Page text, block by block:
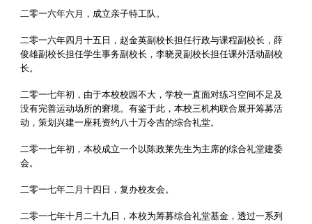
二零一六年六月，成立亲子特工队。
二零一六年四月十五日，赵金英副校长担任行政与课程副校长，薛
俊雄副校长担任学生事务副校长，李晓灵副校长担任课外活动副校
长。
二零一七年初，由于本校校园不大，学校一直面对练习空间不足及
没有完善运动场所的窘境。有鉴于此，本校三机构联合展开筹募活
动，策划兴建一座耗资约八十万令吉的综合礼堂。
二零一七年初，本校成立一个以陈政莱先生为主席的综合礼堂建委
会。
二零一七年二月十四日，复办校友会。
二零一七年十月二十九日，本校为筹募综合礼堂基金，透过一系列